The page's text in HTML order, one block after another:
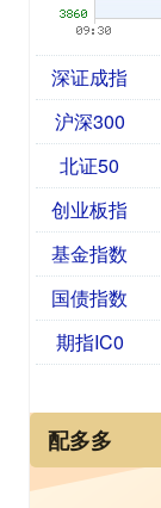
深证成指
沪深300
北证50
创业板指
基金指数
国债指数
期指IC0
配多多